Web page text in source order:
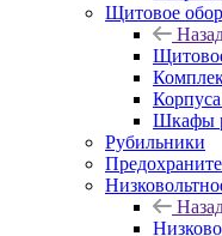
Щитовое
Шкафы
Рубильники